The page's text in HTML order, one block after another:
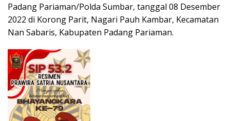
Padang Pariaman/Polda Sumbar, tanggal 08 Desember
2022 di Korong Parit, Nagari Pauh Kambar, Kecamatan
Nan Sabaris, Kabupaten Padang Pariaman.